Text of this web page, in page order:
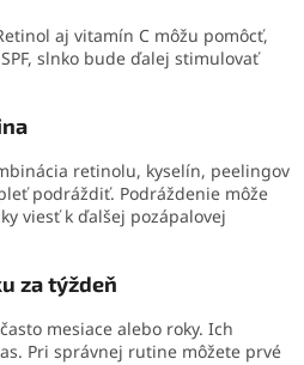
aj vitamín C môžu pomôcť,
slnko bude ďalej stimulovať
retinolu, kyselín, peelingov
podráždiť. Podráždenie môže
viesť k ďalšej pozápalovej
za týždeň
mesiace alebo roky. Ich
Pri správnej rutine môžete prvé